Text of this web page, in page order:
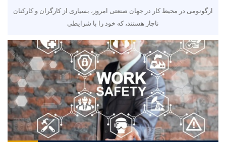
ارگونومی در محیط کار در جهان صنعتی امروز، بسیاری از کارگران و کارکنان
ناچار هستند، که خود را با شرایطی